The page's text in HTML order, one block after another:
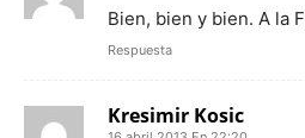
Bien, bien y bien. A la
Respuesta
Kresimir Kosic